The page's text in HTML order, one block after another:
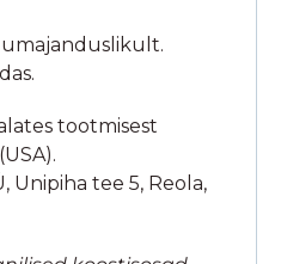
tootmisest
Unipiha tee 5, Reola,